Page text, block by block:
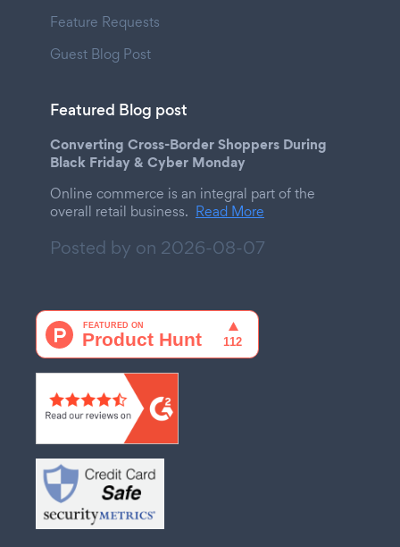
Feature Requests
Guest Blog Post
Featured Blog post
Converting Cross-Border Shoppers During
Black Friday & Cyber Monday
Online commerce is an integral part of the
overall retail business. Read More
Posted by on 2026-08-07